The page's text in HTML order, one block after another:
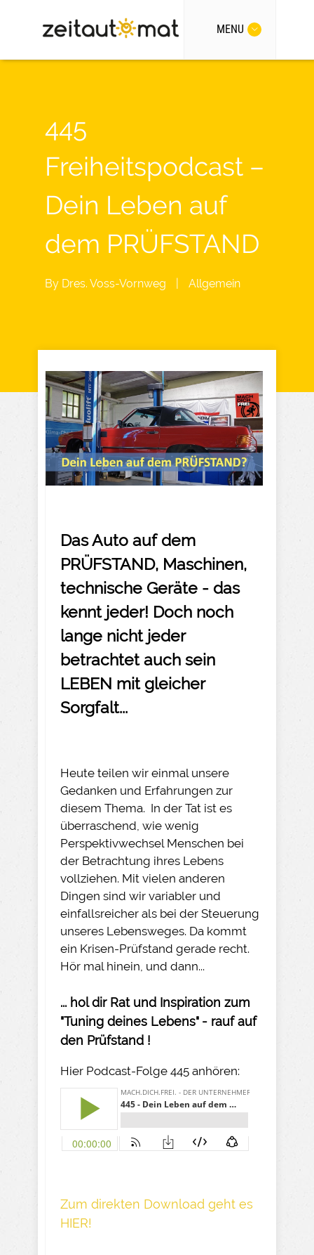
MENU
445
Freiheitspodcast –
Dein Leben auf
dem PRÜFSTAND
By Dres. Voss-Vornweg Allgemein
Das Auto auf dem
PRÜFSTAND, Maschinen,
technische Geräte - das
kennt jeder! Doch noch
lange nicht jeder
betrachtet auch sein
LEBEN mit gleicher
Sorgfalt...
Heute teilen wir einmal unsere
Gedanken und Erfahrungen zur
diesem Thema. In der Tat ist es
überraschend, wie wenig
Perspektivwechsel Menschen bei
der Betrachtung ihres Lebens
vollziehen. Mit vielen anderen
Dingen sind wir variabler und
einfallsreicher als bei der Steuerung
unseres Lebensweges. Da kommt
ein Krisen-Prüfstand gerade recht.
Hör mal hinein, und dann...
... hol dir Rat und Inspiration zum
"Tuning deines Lebens" - rauf auf
den Prüfstand !
Hier Podcast-Folge 445 anhören:
Z um direkte n Download geh t es
HIER!